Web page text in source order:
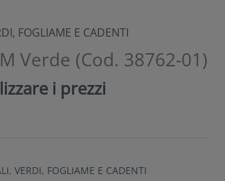
FOGLIAME E CADENTI
Verde (Cod. 38762-01)
i prezzi
, VERDI, FOGLIAME E CADENTI